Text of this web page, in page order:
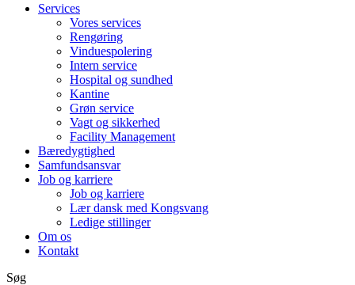
Services
Vores services
Rengøring
Vinduespolering
Intern service
Hospital og sundhed
Kantine
Grøn service
Vagt og sikkerhed
Facility Management
Bæredygtighed
Samfundsansvar
Job og karriere
Job og karriere
Lær dansk med Kongsvang
Ledige stillinger
Om os
Kontakt
Søg